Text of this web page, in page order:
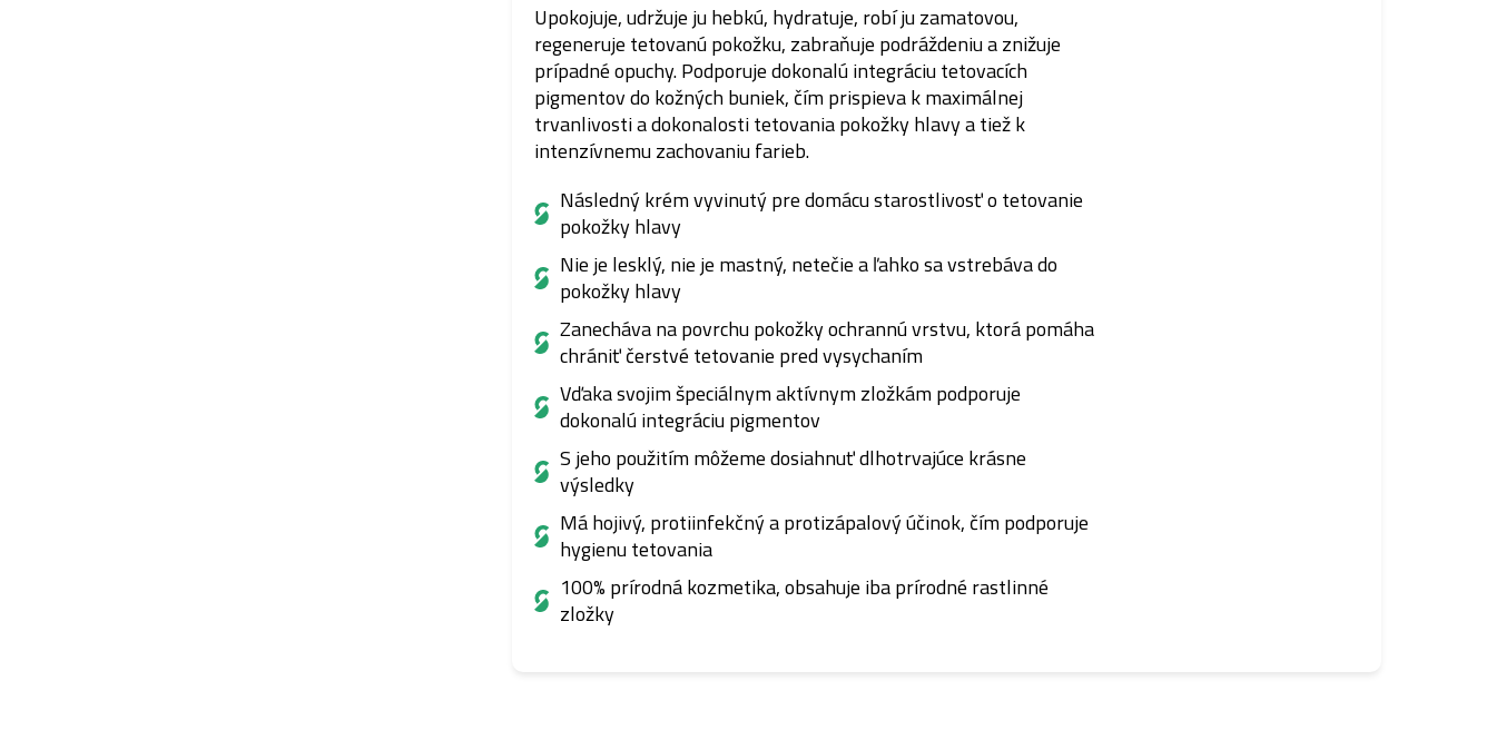
Upokojuje, udržuje ju hebkú, hydratuje, robí ju zamatovou,
regeneruje tetovanú pokožku, zabraňuje podráždeniu a znižuje
prípadné opuchy.Podporuje dokonalú integráciu tetovacích
pigmentov do kožných buniek, čím prispieva k maximálnej
trvanlivosti a dokonalosti tetovania pokožky hlavy a tiež k
intenzívnemu zachovaniu farieb.
Následný krém vyvinutý pre domácu starostlivosť o tetovanie
pokožky hlavy
Nie je lesklý, nie je mastný, netečie a ľahko sa vstrebáva do
pokožky hlavy
Zanecháva na povrchu pokožky ochrannú vrstvu, ktorá pomáha
chrániť čerstvé tetovanie pred vysychaním
Vďaka svojim špeciálnym aktívnym zložkám podporuje
dokonalú integráciu pigmentov
S jeho použitím môžeme dosiahnuť dlhotrvajúce krásne
výsledky
Má hojivý, protiinfekčný a protizápalový účinok, čím podporuje
hygienu tetovania
100% prírodná kozmetika, obsahuje iba prírodné rastlinné
zložky